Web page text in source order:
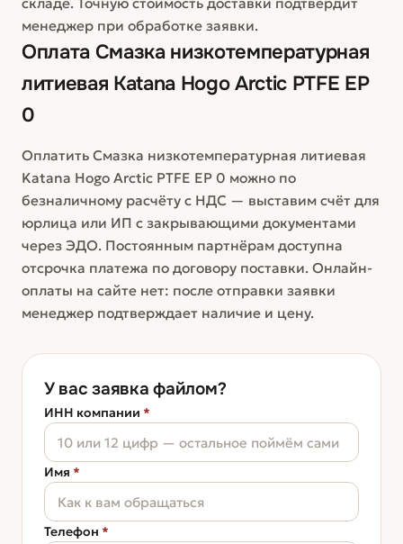
менеджер при обработке заявки.
Оплата Смазка низкотемпературная
литиевая Katana Hogo Arctic PTFE EP
0
Оплатить Смазка низкотемпературная литиевая
Katana Hogo Arctic PTFE EP 0 можно по
безналичному расчёту с НДС — выставим счёт для
юрлица или ИП с закрывающими документами
через ЭДО. Постоянным партнёрам доступна
отсрочка платежа по договору поставки. Онлайн-
оплаты на сайте нет: после отправки заявки
менеджер подтверждает наличие и цену.
У вас заявка файлом?
ИНН компании *
Имя *
Телефон *